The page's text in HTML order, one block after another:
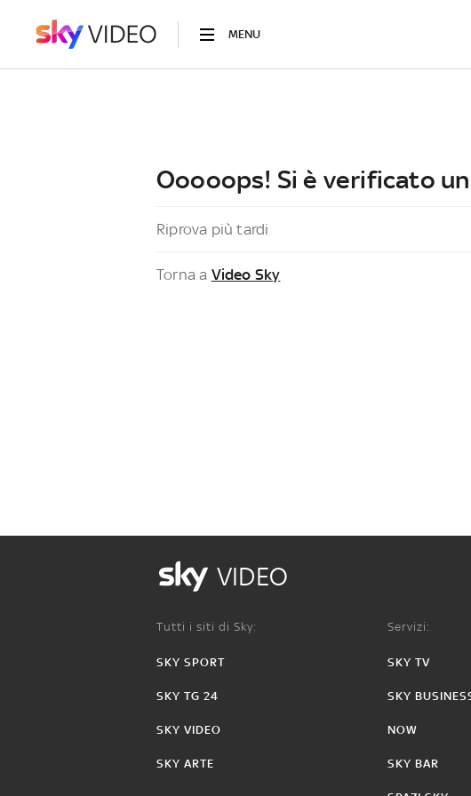
MENU
Ooooops! Si è verificato
Riprova più tardi
Torna a Video Sky
VIDEO
Tutti i siti di Sky:
SKY SPORT
SKY TG 24
SKY VIDEO
SKY ARTE
Servizi:
SKY TV
SKY
NOW
SKY BAR